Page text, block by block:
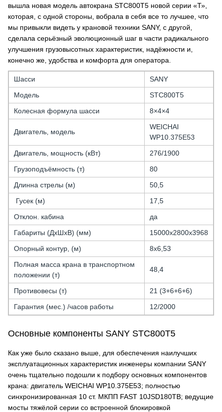
вышла новая модель автокрана STC800T5 новой серии «Т»,
которая, с одной стороны, вобрала в себя все то лучшее, что
мы привыкли видеть у крановой техники SANY, с другой,
сделала серьёзный эволюционный шаг в части радикального
улучшения грузовысотных характеристик, надёжности и,
конечно же, удобства и комфорта для оператора.
Шасси
SANY
Модель
STC800T5
Колесная формула шасси
8×4×4
Двигатель, модель
WEICHAI
WP10.375E53
Двигатель, мощность (кВт)
276/1900
Грузоподъёмность (т)
80
Длинна стрелы (м)
50,5
Гусек (м)
17,5
Отклон. кабина
да
Габариты (ДхШхВ) (мм)
15000х2800х3968
Опорный контур, (м)
8х6,53
Полная масса крана в транспортном
положении (т)
48,4
Противовесы (т)
21 (3+6+6+6)
Гарантия (мес.) /часов работы
12/2000
Основные компоненты SANY STC800T5
Как уже было сказано выше, для обеспечения наилучших
эксплуатационных характеристик инженеры компании SANY
очень тщательно подошли к подбору основных компонентов
крана: двигатель WEICHAI WP10.375E53; полностью
синхронизированная 10 ст. МКПП FAST 10JSD180TB; ведущие
мосты тяжёлой серии со встроенной блокировкой